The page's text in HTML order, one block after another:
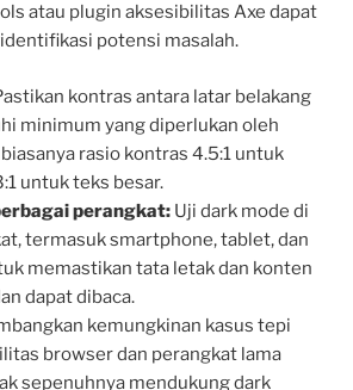
atau plugin aksesibilitas Axe dapat
potensi masalah.
kontras antara latar belakang
minimum yang diperlukan oleh
rasio kontras 4.5:1 untuk
untuk teks besar.
perangkat: Uji dark mode di
termasuk smartphone, tablet, dan
memastikan tata letak dan konten
dapat dibaca.
kemungkinan kasus tepi
browser dan perangkat lama
sepenuhnya mendukung dark